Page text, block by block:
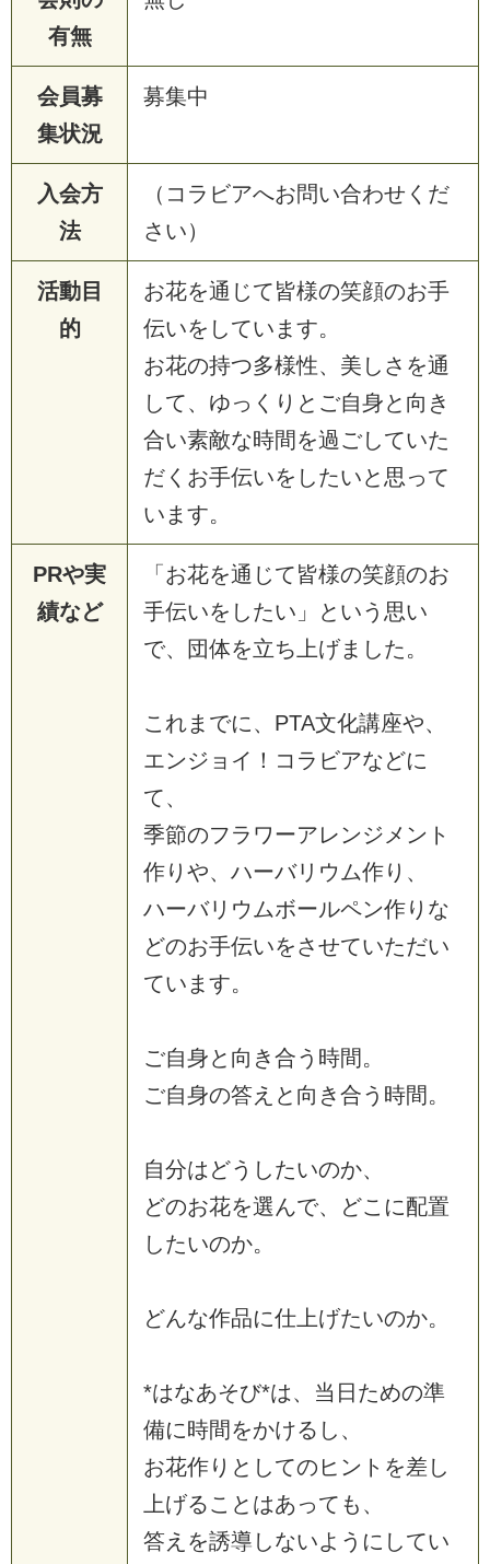
有無
会員募
集状況
募集中
入会方
法
（コラビアへお問い合わせくだ
さい）
活動目
的
お花を通じて皆様の笑顔のお手
伝いをしています。
お花の持つ多様性、美しさを通
して、ゆっくりとご自身と向き
合い素敵な時間を過ごしていた
だくお手伝いをしたいと思って
います。
PRや実
績など
「お花を通じて皆様の笑顔のお
手伝いをしたい」という思い
で、団体を立ち上げました。
これまでに、PTA文化講座や、
エンジョイ！コラビアなどに
て、
季節のフラワーアレンジメント
作りや、ハーバリウム作り、
ハーバリウムボールペン作りな
どのお手伝いをさせていただい
ています。
ご自身と向き合う時間。
ご自身の答えと向き合う時間。
自分はどうしたいのか、
どのお花を選んで、どこに配置
したいのか。
どんな作品に仕上げたいのか。
*はなあそび*は、当日ための準
備に時間をかけるし、
お花作りとしてのヒントを差し
上げることはあっても、
答えを誘導しないようにしてい